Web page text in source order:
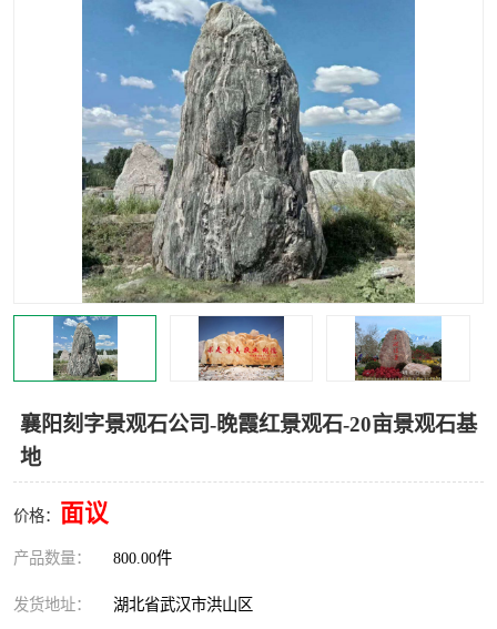
襄阳刻字景观石公司-晚霞红景观石-20亩景观石基
地
价格： 面议
产品数量： 800.00件
发货地址： 湖北省武汉市洪山区
人物雕塑 异型石材
石雕狮子 刻字石